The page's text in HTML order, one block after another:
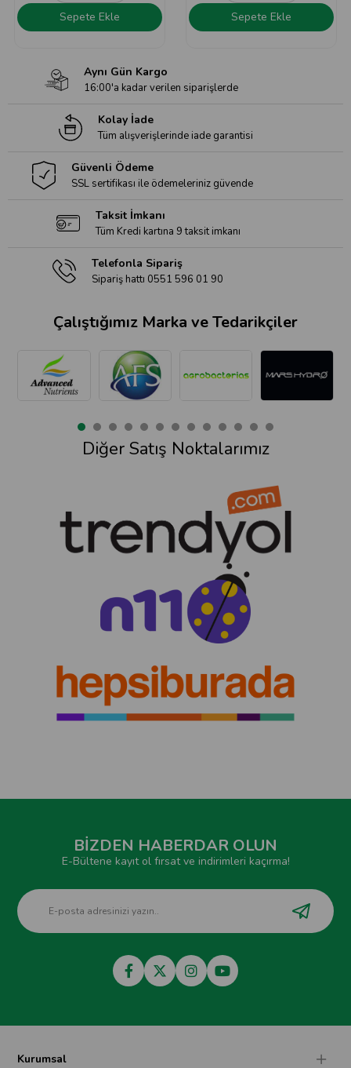
Sepete Ekle Sepete Ekle
Aynı Gün Kargo
16:00'a kadar verilen siparişlerde
Kolay İade
Tüm alışverişlerinde iade garantisi
Güvenli Ödeme
SSL sertifikası ile ödemeleriniz güvende
Taksit İmkanı
Tüm Kredi kartına 9 taksit imkanı
Telefonla Sipariş
Sipariş hattı 0551 596 01 90
Çalıştığımız Marka ve Tedarikçiler
Diğer Satış Noktalarımız
BİZDEN HABERDAR OLUN
E-Bültene kayıt ol fırsat ve indirimleri kaçırma!
Kurumsal